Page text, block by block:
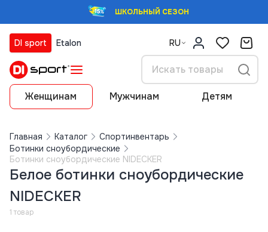
ШКОЛЬНЫЙ СЕЗОН
DI sport Etalon RU
Женщинам Мужчинам Детям
Главная Каталог
Спортинвентарь
Ботинки сноубордические
Ботинки сноубордические NIDECKER
Белое ботинки сноубордические
NIDECKER
1 товар